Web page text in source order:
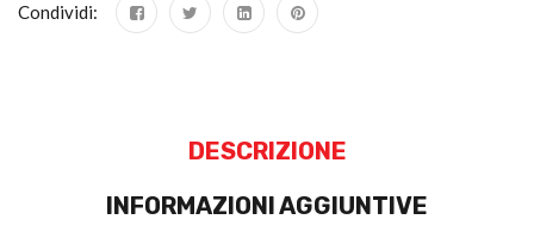
Condividi:
DESCRIZIONE
INFORMAZIONI AGGIUNTIVE